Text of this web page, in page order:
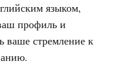
языком,
профиль и
ваше стремление к